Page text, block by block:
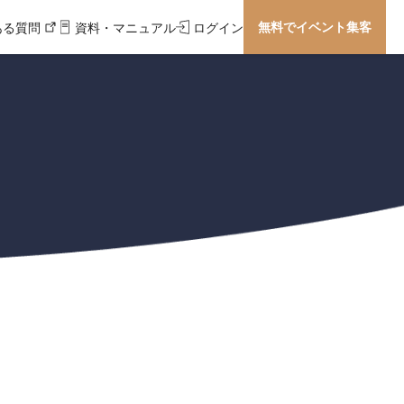
質問 資料・マニュアル ログイン 無料でイベント集客